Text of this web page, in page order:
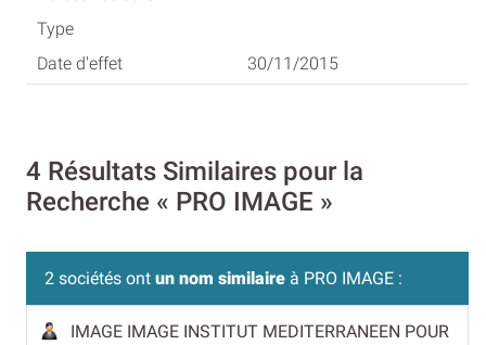
30/11/2015
4 Résultats Similaires pour la
Recherche « PRO IMAGE »
2 sociétés ont un nom similaire à PRO IMAGE :
IMAGE IMAGE INSTITUT MEDITERRANEEN POUR